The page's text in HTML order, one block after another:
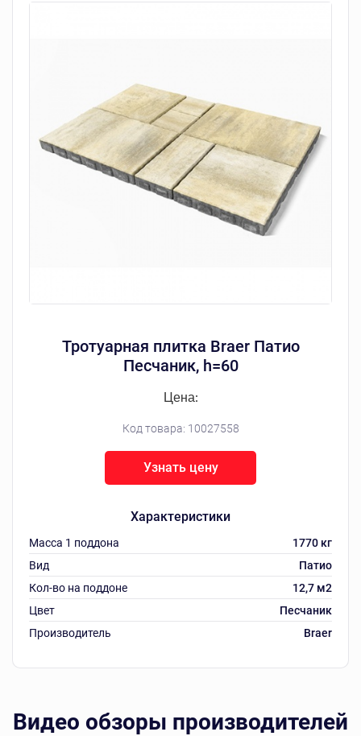
Тротуарная плитка Braer Патио
Песчаник, h=60
Код товара: 10027558
Цена:
Характеристики
Масса 1 поддона
1770 кг
Вид
Патио
Кол-во на поддоне
12,7 м2
Цвет
Песчаник
Производитель
Braer
Узнать цену
Видео обзоры производителей